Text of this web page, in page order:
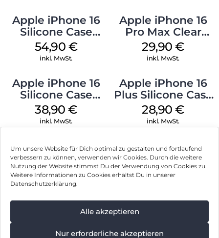
Um unsere Website für Dich optimal zu gestalten und fortlaufend
verbessern zu können, verwenden wir Cookies. Durch die weitere
Nutzung der Website stimmst Du der Verwendung von Cookies zu.
Weitere Informationen zu Cookies erhältst Du in unserer
Datenschutzerklärung.
Alle akzeptieren
Nur erforderliche akzeptieren
Apple iPhone 16
Silicone Case
MagSafe Black
54,90 €
inkl. MwSt.
Apple iPhone 16
Pro Max Clear
Case MagSafe
Transparent
29,90€
inkl. MwSt.
Apple iPhone 16
Silicone Case
MagSafe
Ultramarine
38,90€
inkl. MwSt.
Apple iPhone 16
Plus Silicone Case
MagSafe Black
28,90€
inkl. MwSt.
Impressum